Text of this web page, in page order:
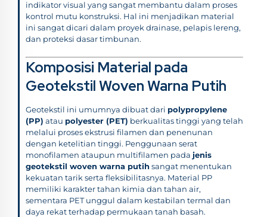
indikator visual yang sangat membantu dalam proses
kontrol mutu konstruksi. Hal ini menjadikan material
ini sangat dicari dalam proyek drainase, pelapis lereng,
dan proteksi dasar timbunan.
Komposisi Material pada
Geotekstil Woven Warna Putih
Geotekstil ini umumnya dibuat dari polypropylene
(PP) atau polyester (PET) berkualitas tinggi yang telah
melalui proses ekstrusi filamen dan penenunan
dengan ketelitian tinggi. Penggunaan serat
monofilamen ataupun multifilamen pada jenis
geotekstil woven warna putihsangat menentukan
kekuatan tarik serta fleksibilitasnya. Material PP
memiliki karakter tahan kimia dan tahan air,
sementara PET unggul dalam kestabilan termal dan
daya rekat terhadap permukaan tanah basah.